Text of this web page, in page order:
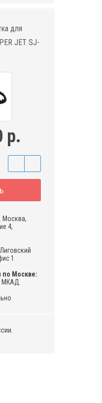
для
JET SJ-
р.
Москва,
4,
1
по Москве:
МКАД.